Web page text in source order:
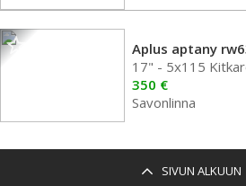
Aplus aptany
17" - 5x115
350 €
Savonlinna
SIVUN ALKUUN